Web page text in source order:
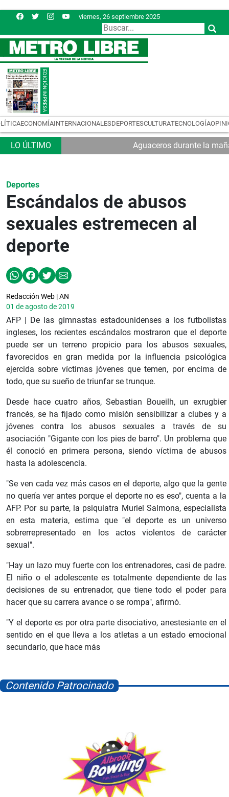
viernes, 26 septiembre 2025
ECONOMÍAINTERNACIONALESDEPORTESCULTURATECNOLOGÍA
Aguaceros durante la
Deportes
Escándalos de abusos
sexuales estremecen al
deporte
Redacción Web | AN
01 de agosto de 2019
AFP | De las gimnastas estadounidenses a los futbolistas
ingleses, los recientes escándalos mostraron que el deporte
puede ser un terreno propicio para los abusos sexuales,
favorecidos en gran medida por la influencia psicológica
ejercida sobre víctimas jóvenes que temen, por encima de
todo, que su sueño de triunfar se trunque.
Desde hace cuatro años, Sebastian Boueilh, un exrugbier
francés, se ha fijado como misión sensibilizar a clubes y a
jóvenes contra los abusos sexuales a través de su
asociación "Gigante con los pies de barro". Un problema que
él conoció en primera persona, siendo víctima de abusos
hasta la adolescencia.
"Se ven cada vez más casos en el deporte, algo que la gente
no quería ver antes porque el deporte no es eso", cuenta a la
AFP. Por su parte, la psiquiatra Muriel Salmona, especialista
en esta materia, estima que "el deporte es un universo
sobrerrepresentado en los actos violentos de carácter
sexual".
"Hay un lazo muy fuerte con los entrenadores, casi de padre.
El niño o el adolescente es totalmente dependiente de las
decisiones de su entrenador, que tiene todo el poder para
hacer que su carrera avance o se rompa", afirmó.
"Y el deporte es por otra parte disociativo, anestesiante en el
sentido en el que lleva a los atletas a un estado emocional
secundario, que hace más
Contenido Patrocinado